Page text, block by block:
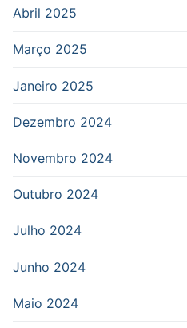
Abril 2025
Março 2025
Janeiro 2025
Dezembro 2024
Novembro 2024
Outubro 2024
Julho 2024
Junho 2024
Maio 2024